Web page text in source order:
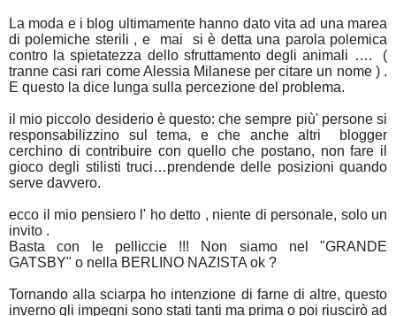
La moda e i blog ultimamente hanno dato vita ad una marea
di polemiche sterili , e mai si è detta una parola polemica
contro la spietatezza dello sfruttamento degli animali …. (
tranne casi rari come Alessia Milanese per citare un nome ) .
E questo la dice lunga sulla percezione del problema.
il mio piccolo desiderio è questo: che sempre più' persone si
responsabilizzino sul tema, e che anche altri blogger
cerchino di contribuire con quello che postano, non fare il
gioco degli stilisti truci…prendende delle posizioni quando
serve davvero.
ecco il mio pensiero l' ho detto , niente di personale, solo un
invito .
Basta con le pelliccie !!! Non siamo nel "GRANDE
GATSBY" o nella BERLINO NAZISTA ok ?
Tornando alla sciarpa ho intenzione di farne di altre, questo
inverno gli impegni sono stati tanti ma prima o poi riuscirò ad